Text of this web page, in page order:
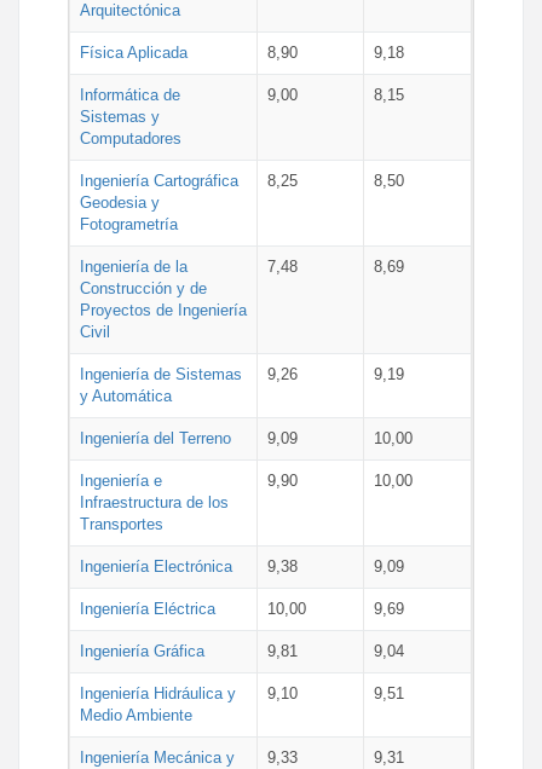
Arquitectónica
Física Aplicada 8,90 9,18
Informática de
Sistemas y
Computadores
9,00 8,15
Ingeniería Cartográfica
Geodesia y
Fotogrametría
8,25 8,50
Ingeniería de la
Construcción y de
Proyectos de Ingeniería
Civil
7,48 8,69
Ingeniería de Sistemas
y Automática
9,26 9,19
Ingeniería del Terreno 9,09 10,00
Ingeniería e
Infraestructura de los
Transportes
9,90 10,00
Ingeniería Electrónica 9,38 9,09
Ingeniería Eléctrica 10,00 9,69
Ingeniería Gráfica 9,81 9,04
Ingeniería Hidráulica y
Medio Ambiente
9,10 9,51
Ingeniería Mecánica y
9,33 9,31